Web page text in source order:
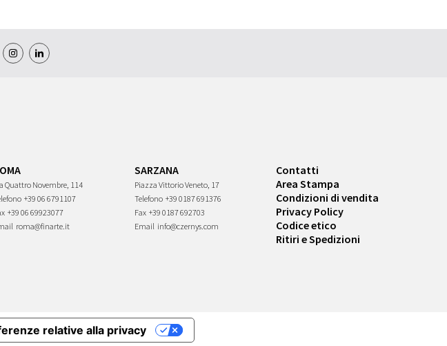
Quattro Novembre, 114
+39 06 6791107
+39 06 69923077
roma@finarte.it
SARZANA
Piazza Vittorio Veneto, 17
Telefono +39 0187 691376
Fax +39 0187 692703
Email info@czernys.com
Contatti
Area Stampa
Condizioni di vendita
Privacy Policy
Codice etico
Ritiri e Spedizioni
relative alla privacy